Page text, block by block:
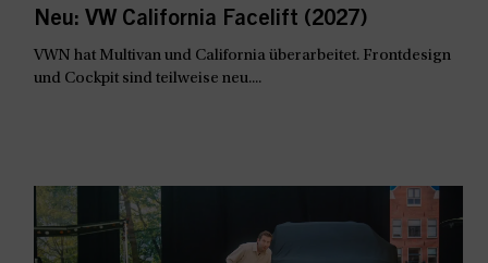
Neu: VW California Facelift (2027)
VWN hat Multivan und California überarbeitet. Frontdesign
und Cockpit sind teilweise neu....